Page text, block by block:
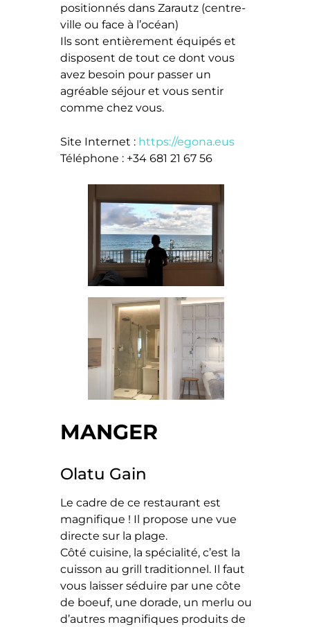
positionnés dans Zarautz (centre-
ville ou face à l’océan)
Ils sont entièrement équipés et
disposent de tout ce dont vous
avez besoin pour passer un
agréable séjour et vous sentir
comme chez vous.
Site Internet : https://egona.eus
Téléphone : +34 681 21 67 56
MANGER
Olatu Gain
Le cadre de ce restaurant est
magnifique ! Il propose une vue
directe sur la plage.
Côté cuisine, la spécialité, c’est la
cuisson au grill traditionnel. Il faut
vous laisser séduire par une côte
de boeuf, une dorade, un merlu ou
d’autres magnifiques produits de